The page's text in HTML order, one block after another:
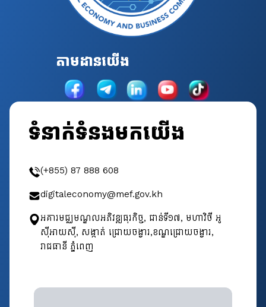
តាមដានយើង
ទំនាក់ទំនងមកយើង
(+855) 87 888 608
digitaleconomy@mef.gov.kh
អគារមជ្ឈមណ្ឌលអភិវឌ្ឍធុរកិច្ច, ជាន់ទី​១៧, មហាវិថី អូ
ស៊ីអាយស៊ី, សង្កាត់ ជ្រោយចង្វារ,ខណ្ឌជ្រោយចង្វារ,
រាជធានី ភ្នំពេញ